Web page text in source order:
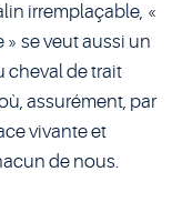
irremplaçable, «
se veut aussi un
cheval de trait
assurément, par
vivante et
de nous.